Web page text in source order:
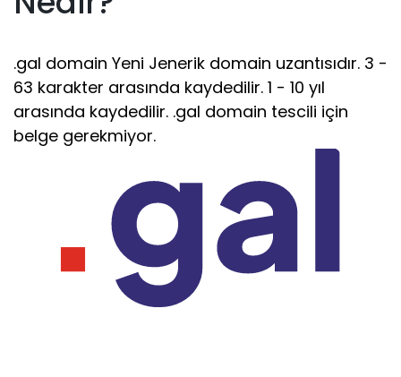
.gal domain Yeni Jenerik domain uzantısıdır. 3 -
63 karakter arasında kaydedilir. 1 - 10 yıl
arasında kaydedilir. .gal domain tescili için
belge gerekmiyor.